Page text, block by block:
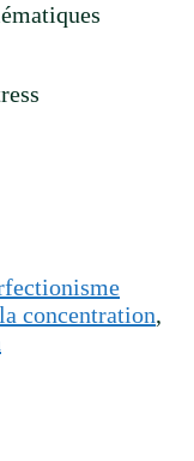
concentration,